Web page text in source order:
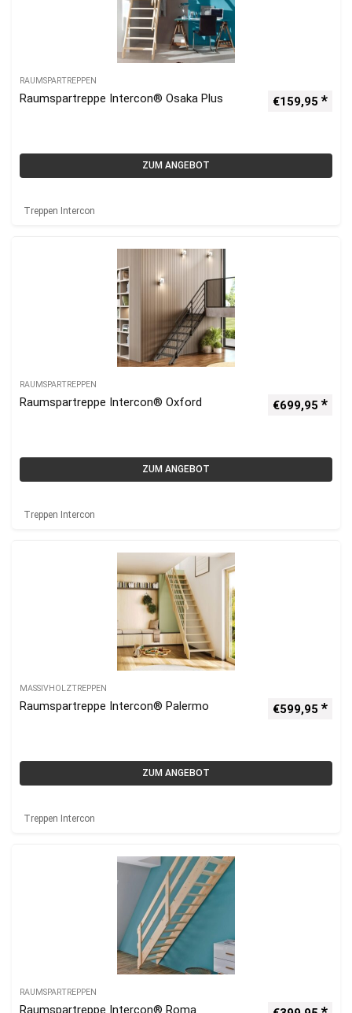
RAUMSPARTREPPEN
Raumspartreppe Intercon® Osaka Plus €159,95
ZUM ANGEBOT
Treppen Intercon
RAUMSPARTREPPEN
Raumspartreppe Intercon® Oxford €699,95
ZUM ANGEBOT
Treppen Intercon
MASSIVHOLZTREPPEN
Raumspartreppe Intercon® Palermo €599,95
ZUM ANGEBOT
Treppen Intercon
RAUMSPARTREPPEN
Raumspartreppe Intercon® Roma